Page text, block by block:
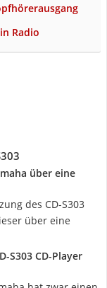
Radio
über eine
des CD-S303
über eine
S303 CD-Player